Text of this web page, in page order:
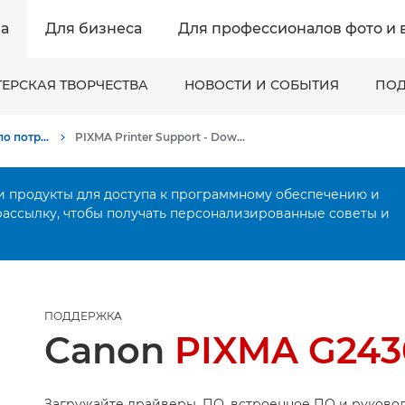
Для бизнеса Для профессионалов фото и
ТВОРЧЕСТВА НОВОСТИ И СОБЫТИЯ
Онлайн-поддержка по потребительской продукции PIXMA Printer Support - Download Drivers, Software, Manuals
продукты для доступа к программному обеспечению и
чтобы получать персонализированные советы и
ПОДДЕРЖКА
Canon PIXMA